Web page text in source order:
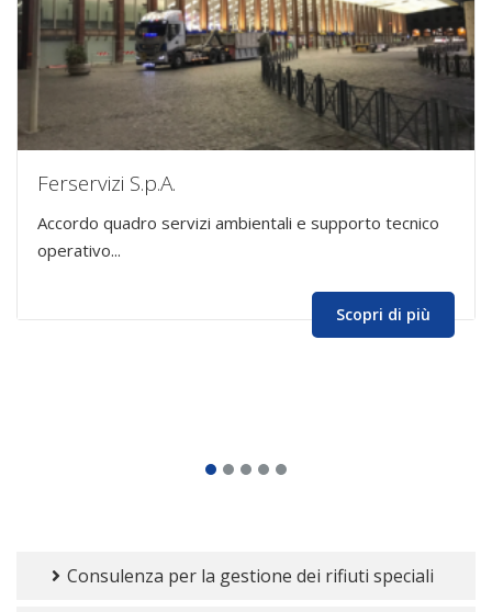
Ferservizi S.p.A.
Accordo quadro servizi ambientali e supporto tecnico
operativo...
Scopri di più
Consulenza per la gestione dei rifiuti speciali